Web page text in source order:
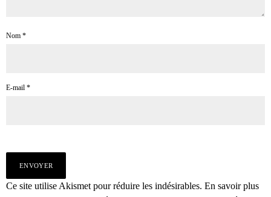
Nom *
E-mail *
Ce site utilise Akismet pour réduire les indésirables. En savoir plus